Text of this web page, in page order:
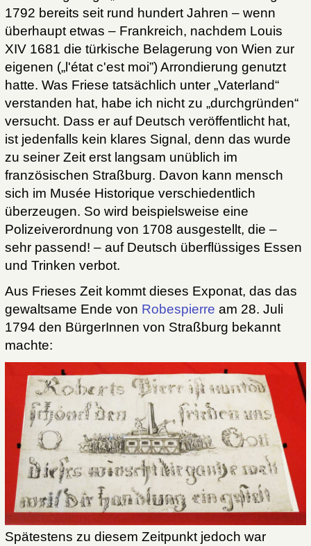
1792 bereits seit rund hundert Jahren – wenn
überhaupt etwas – Frankreich, nachdem Louis
XIV 1681 die türkische Belagerung von Wien zur
eigenen („l'état c'est moi”) Arrondierung genutzt
hatte. Was Friese tatsächlich unter „Vaterland“
verstanden hat, habe ich nicht zu „durchgründen“
versucht. Dass er auf Deutsch veröffentlicht hat,
ist jedenfalls kein klares Signal, denn das wurde
zu seiner Zeit erst langsam unüblich im
französischen Straßburg. Davon kann mensch
sich im Musée Historique verschiedentlich
überzeugen. So wird beispielsweise eine
Polizeiverordnung von 1708 ausgestellt, die –
sehr passend! – auf Deutsch überflüssiges Essen
und Trinken verbot.
Aus Frieses Zeit kommt dieses Exponat, das das
gewaltsame Ende von Robespierre am 28. Juli
1794 den BürgerInnen von Straßburg bekannt
machte:
Spätestens zu diesem Zeitpunkt jedoch war